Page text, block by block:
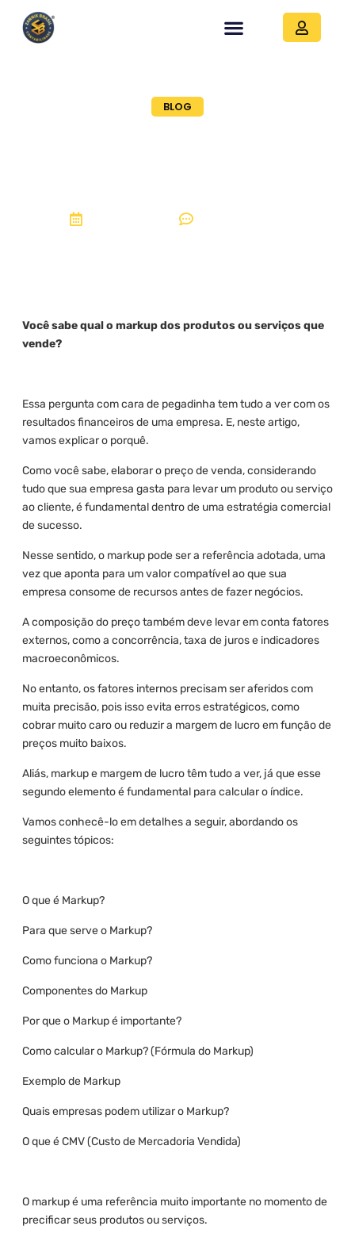
BLOG
Você sabe qual o markup dos produtos ou serviços que
vende?
Essa pergunta com cara de pegadinha tem tudo a ver com os
resultados financeiros de uma empresa. E, neste artigo,
vamos explicar o porquê.
Como você sabe, elaborar o preço de venda, considerando
tudo que sua empresa gasta para levar um produto ou serviço
ao cliente, é fundamental dentro de uma estratégia comercial
de sucesso.
Nesse sentido, o markup pode ser a referência adotada, uma
vez que aponta para um valor compatível ao que sua
empresa consome de recursos antes de fazer negócios.
A composição do preço também deve levar em conta fatores
externos, como a concorrência, taxa de juros e indicadores
macroeconômicos.
No entanto, os fatores internos precisam ser aferidos com
muita precisão, pois isso evita erros estratégicos, como
cobrar muito caro ou reduzir a margem de lucro em função de
preços muito baixos.
Aliás, markup e margem de lucro têm tudo a ver, já que esse
segundo elemento é fundamental para calcular o índice.
Vamos conhecê-lo em detalhes a seguir, abordando os
seguintes tópicos:
O que é Markup?
Para que serve o Markup?
Como funciona o Markup?
Componentes do Markup
Por que o Markup é importante?
Como calcular o Markup? (Fórmula do Markup)
Exemplo de Markup
Quais empresas podem utilizar o Markup?
O que é CMV (Custo de Mercadoria Vendida)
O markup é uma referência muito importante no momento de
precificar seus produtos ou serviços.